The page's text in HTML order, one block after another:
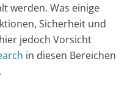
werden. Was einige
Sicherheit und
jedoch Vorsicht
in diesen Bereichen